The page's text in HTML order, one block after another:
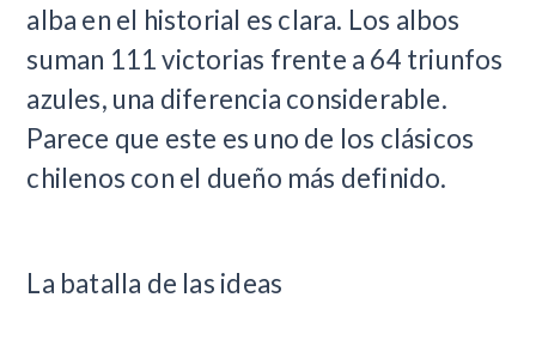
alba en el historial es clara. Los albos
suman 111 victorias frente a 64 triunfos
azules, una diferencia considerable.
Parece que este es uno de los clásicos
chilenos con el dueño más definido.
La batalla de las ideas